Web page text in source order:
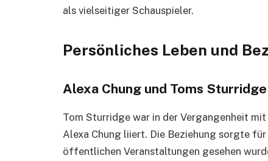
als vielseitiger Schauspieler.
Persönliches Leben und
Alexa Chung und Toms Sturridge
Tom Sturridge war in der Vergangenheit
Alexa Chung liiert. Die Beziehung sorgte
öffentlichen Veranstaltungen gesehen